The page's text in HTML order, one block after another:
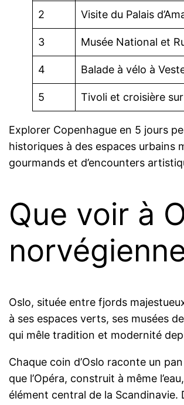
2 Visite du Palais
3 Musée National et
4 Balade à vélo à
5 Tivoli et croisière
Explorer Copenhague en 5 jours
historiques à des espaces urbains
gourmands et d’encounters
Que voir à
Oslo, située entre fjords
à ses espaces verts, ses musées
qui mêle tradition et modernité
Chaque coin d’Oslo raconte un
que l’Opéra, construit à même
élément central de la